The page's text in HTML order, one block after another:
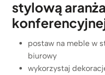
stylową
postaw na meble w
biurowy
wykorzystaj